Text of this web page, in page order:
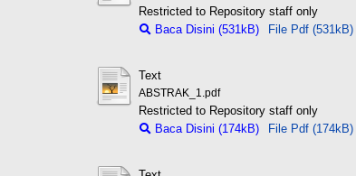
Restricted to Repository staff only
Baca Disini (531kB)
File Pdf (531kB)
Text
ABSTRAK_1.pdf
Restricted to Repository staff only
Baca Disini (174kB)
File Pdf (174kB)